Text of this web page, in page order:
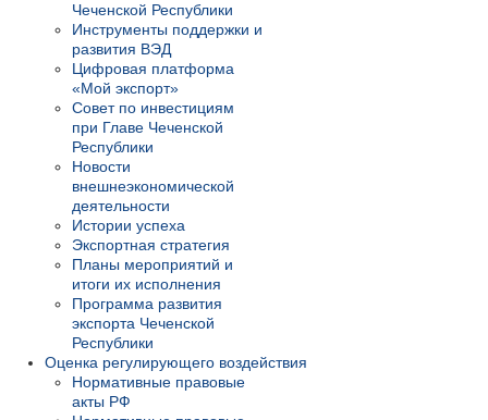
Чеченской Республики
Инструменты поддержки и
развития ВЭД
Цифровая платформа
«Мой экспорт»
Совет по инвестициям
при Главе Чеченской
Республики
Новости
внешнеэкономической
деятельности
Истории успеха
Экспортная стратегия
Планы мероприятий и
итоги их исполнения
Программа развития
экспорта Чеченской
Республики
Оценка регулирующего воздействия
Нормативные правовые
акты РФ